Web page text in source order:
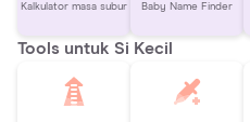
Kalkulator masa subur Baby Name Finder
Tools untuk Si Kecil